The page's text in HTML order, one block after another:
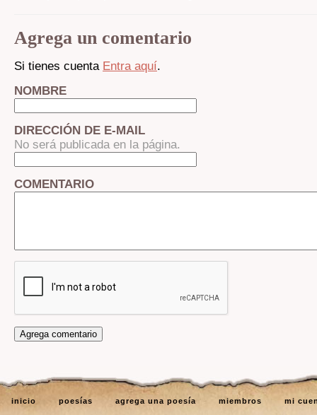
Agrega un comentario
Si tienes cuenta Entra aquí.
NOMBRE
DIRECCIÓN DE E-MAIL
No será publicada en la página.
COMENTARIO
inicio poesías agrega una poesía miembros mi